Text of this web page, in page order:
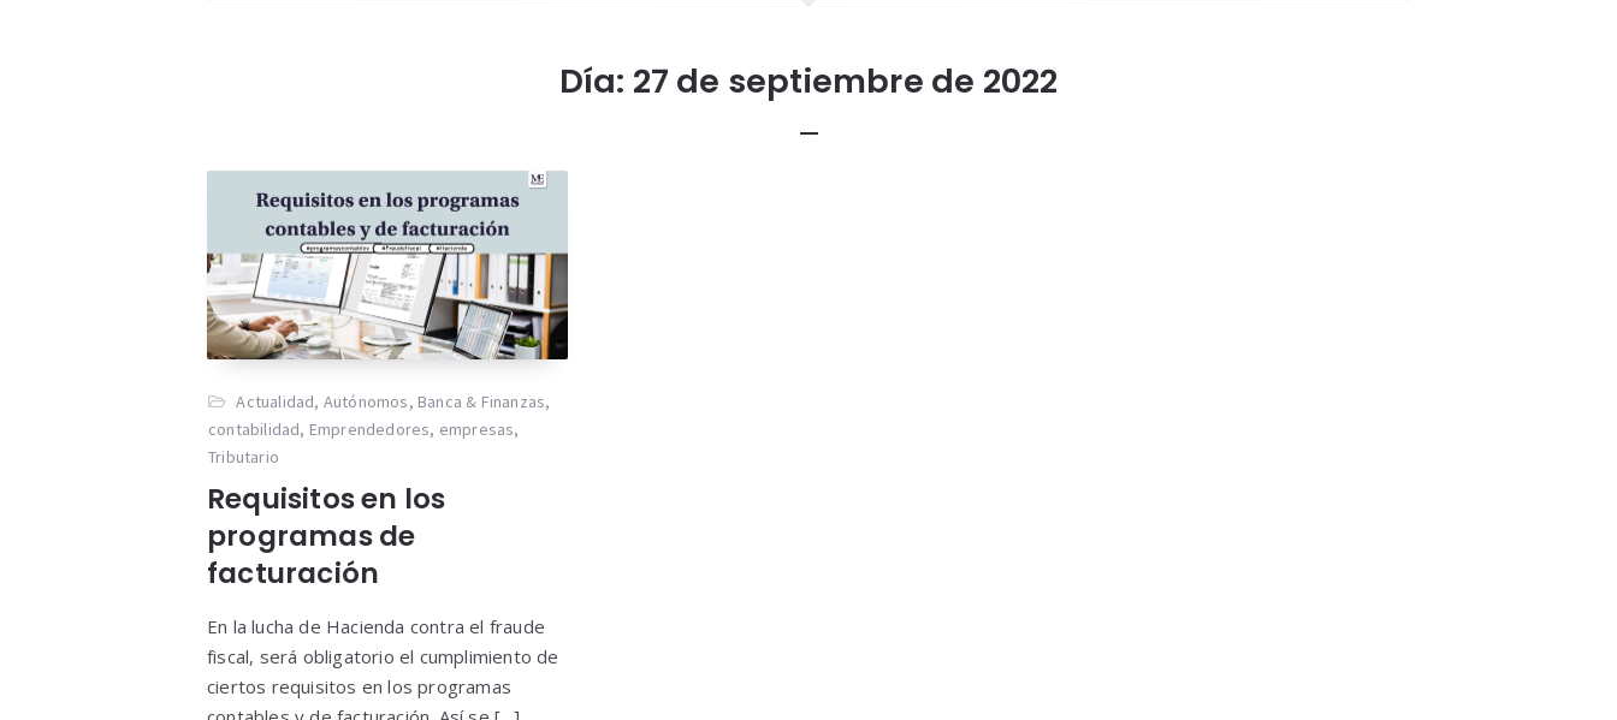
Día: 27 de septiembre de 2022
Actualidad, Autónomos, Banca & Finanzas,
contabilidad, Emprendedores, empresas,
Tributario
Requisitos en los
programas de
facturación
En la lucha de Hacienda contra el fraude
fiscal, será obligatorio el cumplimiento de
ciertos requisitos en los programas